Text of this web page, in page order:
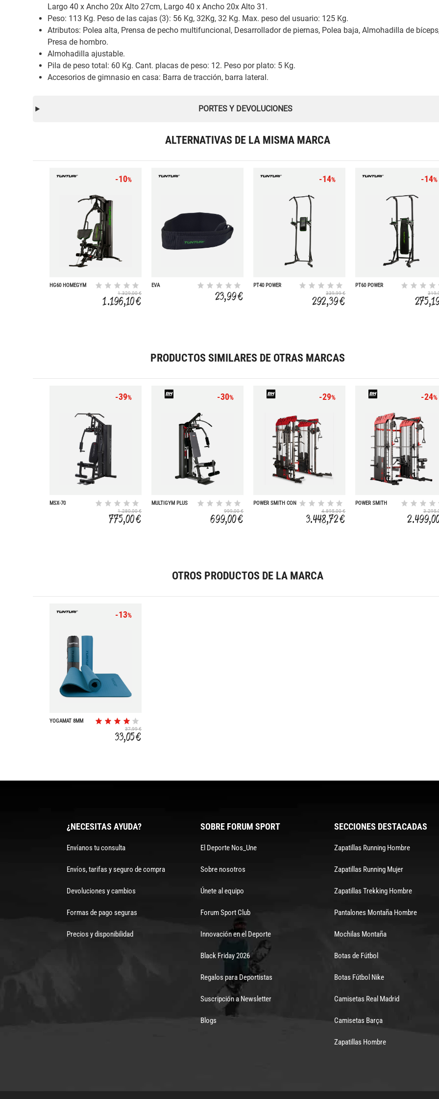
Largo 40 x Ancho 20x Alto 27cm, Largo 40 x Ancho 20x Alto 31.
Peso: 113 Kg. Peso de las cajas (3): 56 Kg, 32Kg, 32 Kg. Max. peso del usuario: 125 Kg.
Atributos: Polea alta, Prensa de pecho multifuncional, Desarrollador de piernas, Polea baja, Almohadilla de
Presa de hombro.
Almohadilla ajustable.
Pila de peso total: 60 Kg. Cant. placas de peso: 12. Peso por plato: 5 Kg.
Accesorios de gimnasio en casa: Barra de tracción, barra lateral.
PORTES Y DEVOLUCIONES
ALTERNATIVAS DE LA MISMA MARCA
-10%
HG60 HOMEGYM
1.329,00 €
1.196,10 €
EVA
23,99 €
-14%
PT40 POWER
339,99 €
292,39 €
-14%
PT60 POWER
PRODUCTOS SIMILARES DE OTRAS MARCAS
-39%
MSX-70
1.280,00 €
775,00 €
-30%
MULTIGYM PLUS
999,00 €
699,00 €
-29%
POWER SMITH CON
4.895,00 €
3.448,72 €
-24%
POWER SMITH
OTROS PRODUCTOS DE LA MARCA
-13%
YOGAMAT 8MM
37,99 €
33,05 €
¿NECESITAS AYUDA?
Envíanos tu consulta
Envíos, tarifas y seguro de compra
Devoluciones y cambios
Formas de pago seguras
Precios y disponibilidad
SOBRE FORUM SPORT
El Deporte Nos_Une
Sobre nosotros
Únete al equipo
Forum Sport Club
Innovación en el Deporte
Black Friday 2026
Regalos para Deportistas
Suscripción a Newsletter
Blogs
SECCIONES DESTACADAS
Zapatillas Running Hombre
Zapatillas Running Mujer
Zapatillas Trekking Hombre
Pantalones Montaña Hombre
Mochilas Montaña
Botas de Fútbol
Botas Fútbol Nike
Camisetas Real Madrid
Camisetas Barça
Zapatillas Hombre